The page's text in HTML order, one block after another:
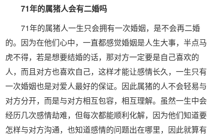
71年的属猪人会有二婚吗
71年的属猪人一生只会拥有一次婚姻，是不会再二婚
的。因为在他们心中，一直都感觉婚姻是人生大事，半点马
虎不得，若是想要结婚的话，那对方一定要是自己喜欢的
人，而且对方也喜欢自己，这样才能让感情长久，一生只有
一次婚姻也是对爱人最好的保证。因此属猪的人不会轻易与
对方分开，而是与对方相互包容，相互理解。虽然一生中会
经历几次感情劫难，但每次都能顺利化解，因为他们知道要
怎样与对方沟通，也知道感情的问题出在哪里，因此就算有